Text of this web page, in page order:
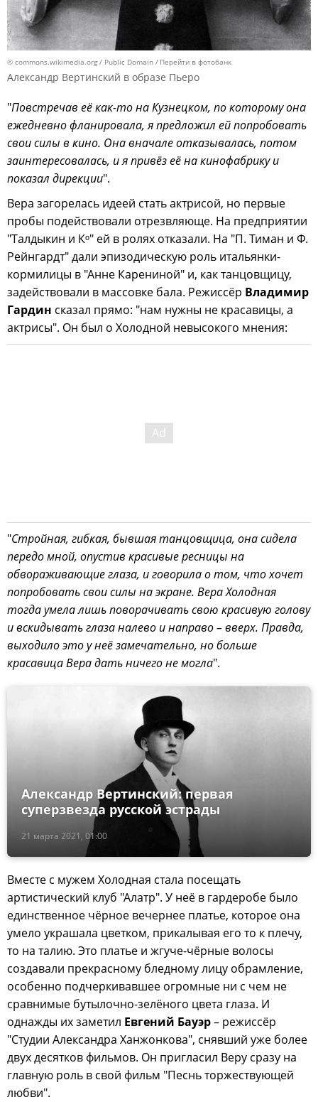
© commons.wikimedia.org / Public Domain Перейти в фотобанк
Александр Вертинский в образе Пьеро
"Повстречав её как-то на Кузнецком, по которому она
ежедневно фланировала, я предложил ей попробовать
свои силы в кино. Она вначале отказывалась, потом
заинтересовалась, и я привёз её на кинофабрику и
показал дирекции".
Вера загорелась идеей стать актрисой, но первые
пробы подействовали отрезвляюще. На предприятии
"Талдыкин и Кᵒ" ей в ролях отказали. На "П. Тиман и Ф.
Рейнгардт" дали эпизодическую роль итальянки-
кормилицы в "Анне Карениной" и, как танцовщицу,
задействовали в массовке бала. Режиссёр Владимир
Гардин сказал прямо: "нам нужны не красавицы, а
актрисы". Он был о Холодной невысокого мнения:
"Стройная, гибкая, бывшая танцовщица, она сидела
передо мной, опустив красивые ресницы на
обвораживающие глаза, и говорила о том, что хочет
попробовать свои силы на экране. Вера Холодная
тогда умела лишь поворачивать свою красивую голову
и вскидывать глаза налево и направо – вверх. Правда,
выходило это у неё замечательно, но больше
красавица Вера дать ничего не могла".
21 марта 2021, 01:00
Александр Вертинский: первая
суперзвезда русской эстрады
Вместе с мужем Холодная стала посещать
артистический клуб "Алатр". У неё в гардеробе было
единственное чёрное вечернее платье, которое она
умело украшала цветком, прикалывая его то к плечу,
то на талию. Это платье и жгуче-чёрные волосы
создавали прекрасному бледному лицу обрамление,
особенно подчеркивавшее огромные ни с чем не
сравнимые бутылочно-зелёного цвета глаза. И
однажды их заметил Евгений Бауэр– режиссёр
"Студии Александра Ханжонкова", снявший уже более
двух десятков фильмов. Он пригласил Веру сразу на
главную роль в свой фильм "Песнь торжествующей
любви".